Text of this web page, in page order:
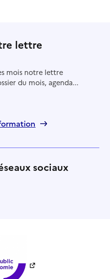
lettre
mois notre lettre
du mois, agenda...
sociaux